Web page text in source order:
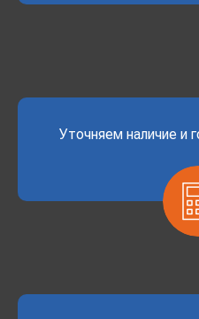
Уточняем наличие и